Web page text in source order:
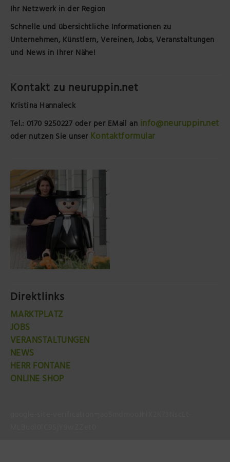
Ihr Netzwerk in der Region
Schnelle und übersichtliche Informationen zu
Unternehmen, Künstlern, Vereinen, Jobs, Veranstaltungen
und News in Ihrer Nähe!
Kontakt zu neuruppin.net
Kristina Hannaleck
Tel.: 0170 9250227 oder per EMail an info@neuruppin.net
oder nutzen Sie unser Kontaktformular
Direktlinks
MARKTPLATZ
JOBS
VERANSTALTUNGEN
NEWS
HERR FONTANE
ONLINE SHOP